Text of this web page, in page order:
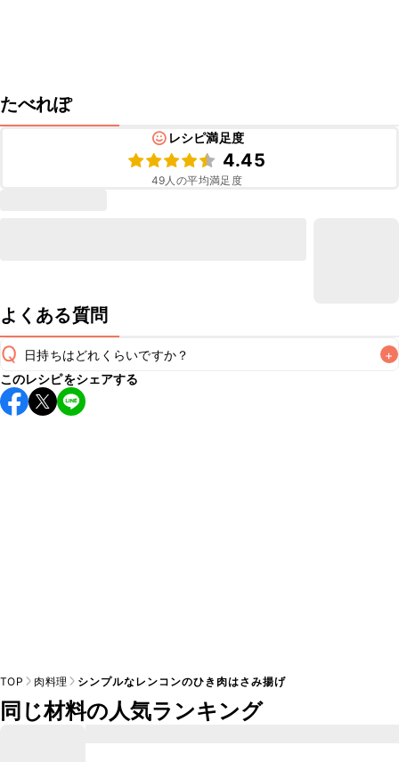
たべれぽ
レシピ満足度
4.45
49人の平均満足度
よくある質問
Q 日持ちはどれくらいですか？ +
保存期間は冷蔵で翌日中が目安です。なるべくお早めにお召
し上がりください。
このレシピをシェアする
TOP 肉料理 シンプルなレンコンのひき肉はさみ揚げ
同じ材料の人気ランキング